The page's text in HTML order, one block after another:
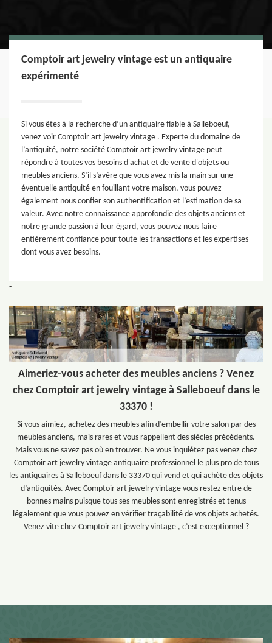
Comptoir art jewelry vintage est un antiquaire
expérimenté
Si vous êtes à la recherche d’un antiquaire fiable à Salleboeuf,
venez voir Comptoir art jewelry vintage . Experte du domaine de
l’antiquité, notre société Comptoir art jewelry vintage peut
répondre à toutes vos besoins d'achat et de vente d'objets ou
meubles anciens. S’il s’avère que vous avez mis la main sur une
éventuelle antiquité en fouillant votre maison, vous pouvez
également nous confier son authentification et l’estimation de sa
valeur. Avec notre connaissance approfondie des objets anciens et
notre grande passion à leur égard, vous pouvez nous faire
entièrement confiance pour toute les transactions et les expertises
dont vous avez besoins.
-
Aimeriez-vous acheter des meubles anciens ? Venez
chez Comptoir art jewelry vintage à Salleboeuf dans le
33370 !
Si vous aimiez, achetez des meubles afin d’embellir votre salon par des
meubles anciens, mais rares et vous rappellent des siècles précédents.
Mais vous ne savez pas où en trouver. Ne vous inquiétez pas venez chez
Comptoir art jewelry vintage antiquaire professionnel le plus pro de tous
les antiquaires à Salleboeuf dans le 33370 qui vend et qui achète des objets
d’antiquités. Avec Comptoir art jewelry vintage vous restez entre de
bonnes mains puisque tous ses meubles sont enregistrés et tenus
légalement que vous pouvez en vérifier traçabilité de vos objets achetés.
Venez vite chez Comptoir art jewelry vintage , c’est exceptionnel ?
-